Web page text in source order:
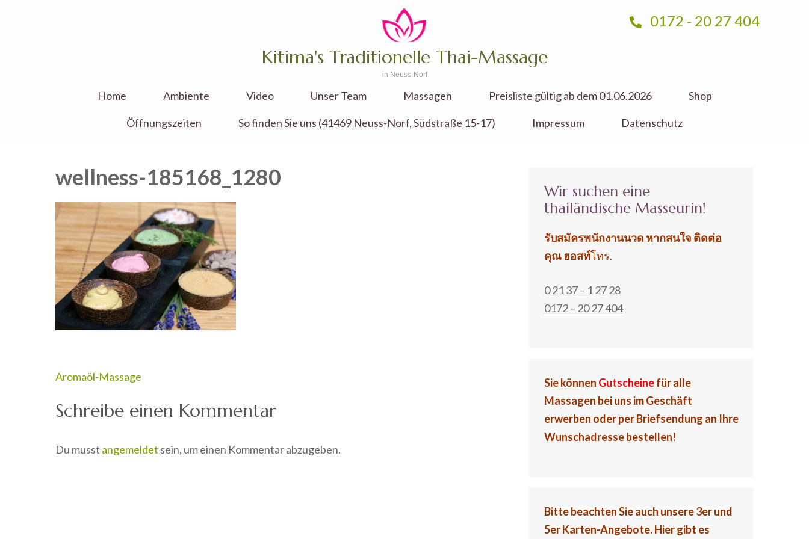
0172 - 20 27 404
Kitima's Traditionelle Thai-Massage
in Neuss-Norf
Home Ambiente Video Unser Team Massagen Preisliste gültig ab dem 01.06.2026 Shop
Öffnungszeiten So finden Sie uns (41469 Neuss-Norf, Südstraße 15-17) Impressum Datenschutz
wellness-185168_1280
Beitragsnavigation
Aromaöl-Massage
Schreibe einen Kommentar
Du musst angemeldet sein, um einen Kommentar abzugeben.
Wir suchen eine
thailändische Masseurin!
รับสมัครพนักงานนวด หากสนใจ ติดต่อ
คุณ ฮอสท์โทร.
0 21 37 – 1 27 28
0172 – 20 27 404
Sie können Gutscheinefür alle
Massagen bei uns im Geschäft
erwerben oder per Briefsendung an Ihre
Wunschadresse bestellen!
Bitte beachten Sie auch unsere 3er und
5er Karten-Angebote.Hier gibt es